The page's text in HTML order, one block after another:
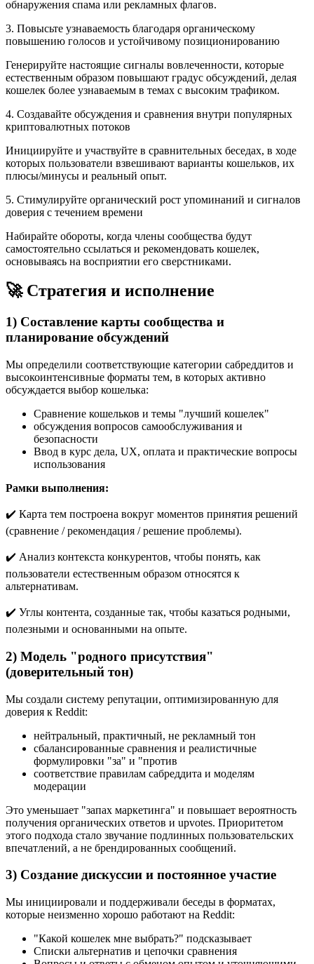
обнаружения спама или рекламных флагов.
3. Повысьте узнаваемость благодаря органическому
повышению голосов и устойчивому позиционированию
Генерируйте настоящие сигналы вовлеченности, которые
естественным образом повышают градус обсуждений, делая
кошелек более узнаваемым в темах с высоким трафиком.
4. Создавайте обсуждения и сравнения внутри популярных
криптовалютных потоков
Инициируйте и участвуйте в сравнительных беседах, в ходе
которых пользователи взвешивают варианты кошельков, их
плюсы/минусы и реальный опыт.
5. Стимулируйте органический рост упоминаний и сигналов
доверия с течением времени
Набирайте обороты, когда члены сообщества будут
самостоятельно ссылаться и рекомендовать кошелек,
основываясь на восприятии его сверстниками.
🚀 Стратегия и исполнение
1) Составление карты сообщества и
планирование обсуждений
Мы определили соответствующие категории сабреддитов и
высокоинтенсивные форматы тем, в которых активно
обсуждается выбор кошелька:
Сравнение кошельков и темы "лучший кошелек"
обсуждения вопросов самообслуживания и
безопасности
Ввод в курс дела, UX, оплата и практические вопросы
использования
Рамки выполнения:
✔️ Карта тем построена вокруг моментов принятия решений
(сравнение / рекомендация / решение проблемы).
✔️ Анализ контекста конкурентов, чтобы понять, как
пользователи естественным образом относятся к
альтернативам.
✔️ Углы контента, созданные так, чтобы казаться родными,
полезными и основанными на опыте.
2) Модель "родного присутствия"
(доверительный тон)
Мы создали систему репутации, оптимизированную для
доверия к Reddit:
нейтральный, практичный, не рекламный тон
сбалансированные сравнения и реалистичные
формулировки "за" и "против
соответствие правилам сабреддита и моделям
модерации
Это уменьшает "запах маркетинга" и повышает вероятность
получения органических ответов и upvotes. Приоритетом
этого подхода стало звучание подлинных пользовательских
впечатлений, а не брендированных сообщений.
3) Создание дискуссии и постоянное участие
Мы инициировали и поддерживали беседы в форматах,
которые неизменно хорошо работают на Reddit:
"Какой кошелек мне выбрать?" подсказывает
Списки альтернатив и цепочки сравнения